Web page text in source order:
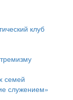
клуб
семей
служением»